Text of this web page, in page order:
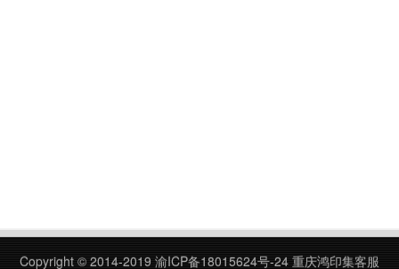
Copyright © 2014-2019 渝ICP备18015624号-24 重庆鸿印集客服